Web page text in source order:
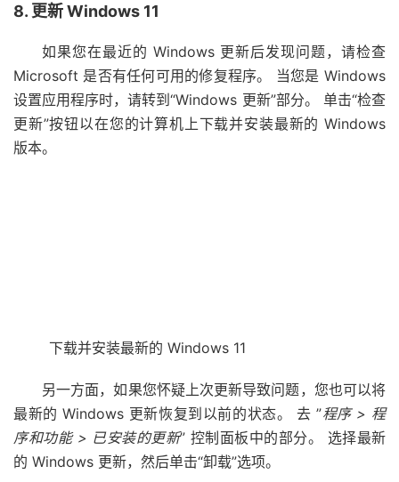
8. 更新 Windows 11
如果您在最近的 Windows 更新后发现问题，请检查
Microsoft 是否有任何可用的修复程序。 当您是 Windows
设置应用程序时，请转到“Windows 更新”部分。 单击“检查
更新”按钮以在您的计算机上下载并安装最新的 Windows
版本。
下载并安装最新的 Windows 11
另一方面，如果您怀疑上次更新导致问题，您也可以将
最新的 Windows 更新恢复到以前的状态。 去 ”程序 > 程
序和功能 > 已安装的更新” 控制面板中的部分。 选择最新
的 Windows 更新，然后单击“卸载”选项。